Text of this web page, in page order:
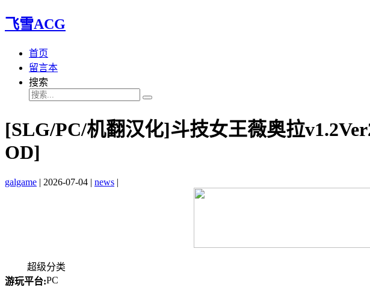
飞雪ACG
首页
留言本
搜索
[SLG/PC/机翻汉化]斗技女王薇奥拉
OD]
galgame | 2026-07-04 | news |
超级分类
游玩平台:PC